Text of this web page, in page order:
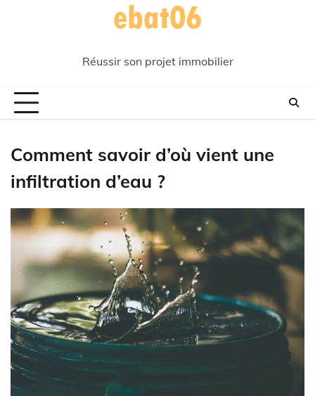
Réussir son projet immobilier
Comment savoir d’où vient une
infiltration d’eau ?